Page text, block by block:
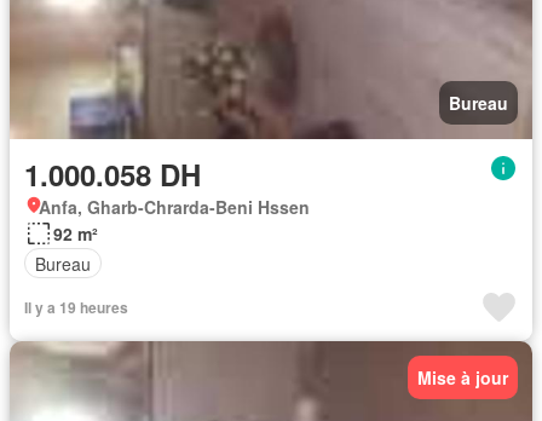
Bureau
1.000.058 DH
Anfa, Gharb-Chrarda-Beni Hssen
92 m²
Bureau
Il y a 19 heures
Mise à jour